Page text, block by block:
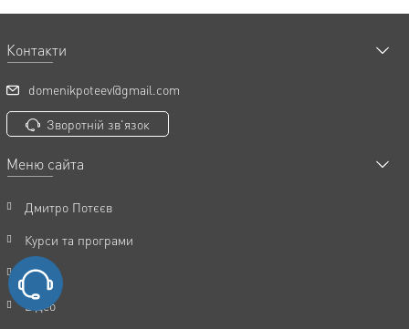
Контакти
domenikpoteev@gmail.com
Зворотній зв'язок
Меню сайта
Дмитро Потєєв
Курси та програми
Статті
Відео